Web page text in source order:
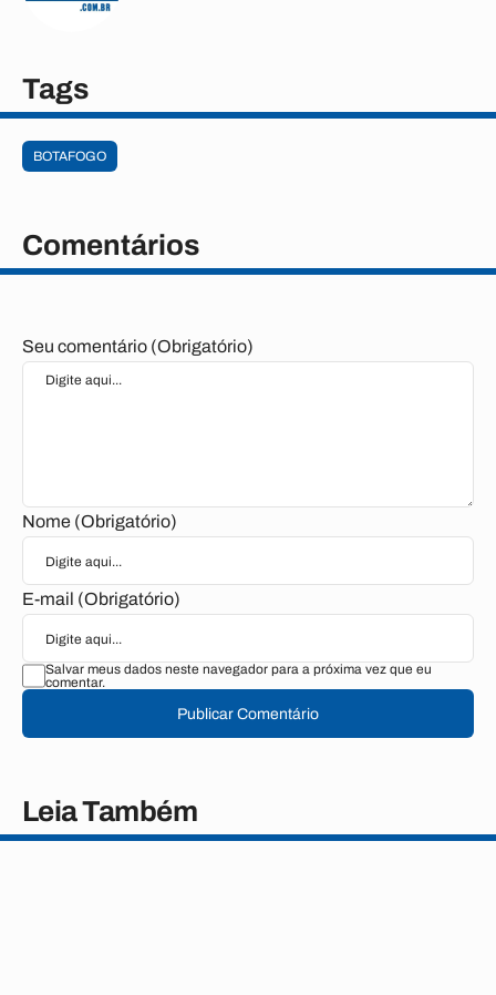
Tags
BOTAFOGO
Comentários
Seu comentário (Obrigatório)
Nome (Obrigatório)
E-mail (Obrigatório)
Salvar meus dados neste navegador para a próxima vez que eu
comentar.
Publicar Comentário
Leia Também